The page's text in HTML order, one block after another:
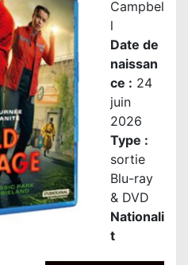
Campbel
l
Date de
naissan
ce : 24
juin
2026
Type :
sortie
Blu-ray
& DVD
Nationali
t